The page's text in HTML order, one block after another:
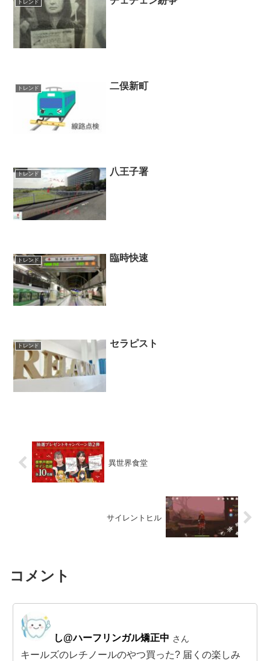
トレンド
トレンド 二俣新町
トレンド 八王子署
トレンド 臨時快速
トレンド セラピスト
異世界食堂
サイレントヒル
コメント
し@ハーフリンガル矯正中 さん
キールズのレチノールのやつ買った? 届くの楽しみ